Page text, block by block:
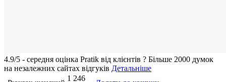
4.9/5 - середня оцiнка Pratik вiд клієнтів ? Більше 2000 думок
на незалежних сайтах відгуків Детальніше
1 246